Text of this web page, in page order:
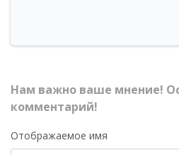
Нам важно ваше мнение!
комментарий!
Отображаемое имя